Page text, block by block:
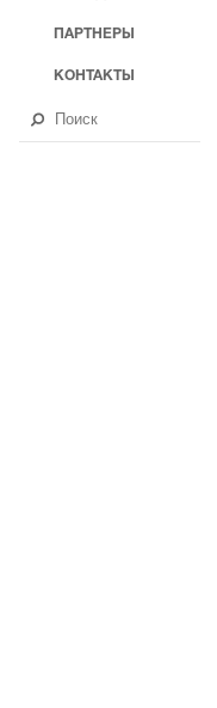
ПАРТНЕРЫ
КОНТАКТЫ